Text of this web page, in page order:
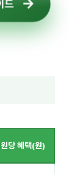
드
원당 혜택(원)